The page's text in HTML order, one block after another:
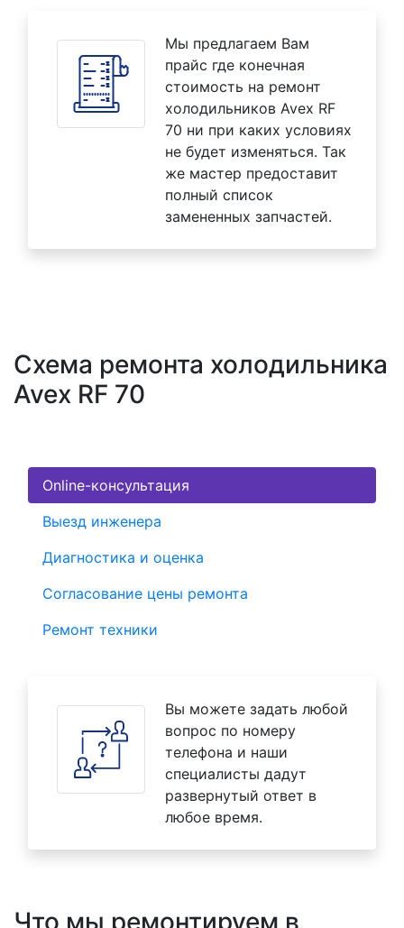
Мы предлагаем Вам
прайс где конечная
стоимость на ремонт
холодильников Avex RF
70 ни при каких условиях
не будет изменяться. Так
же мастер предоставит
полный список
замененных запчастей.
Схема ремонта холодильника
Avex RF 70
Online-консультация
Выезд инженера
Диагностика и оценка
Согласование цены ремонта
Ремонт техники
Вы можете задать любой
вопрос по номеру
телефона и наши
специалисты дадут
развернутый ответ в
любое время.
Что мы ремонтируем в